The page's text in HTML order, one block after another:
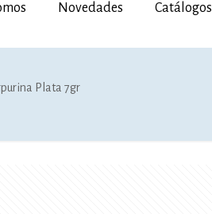
Novedades Catálogos
Plata 7gr